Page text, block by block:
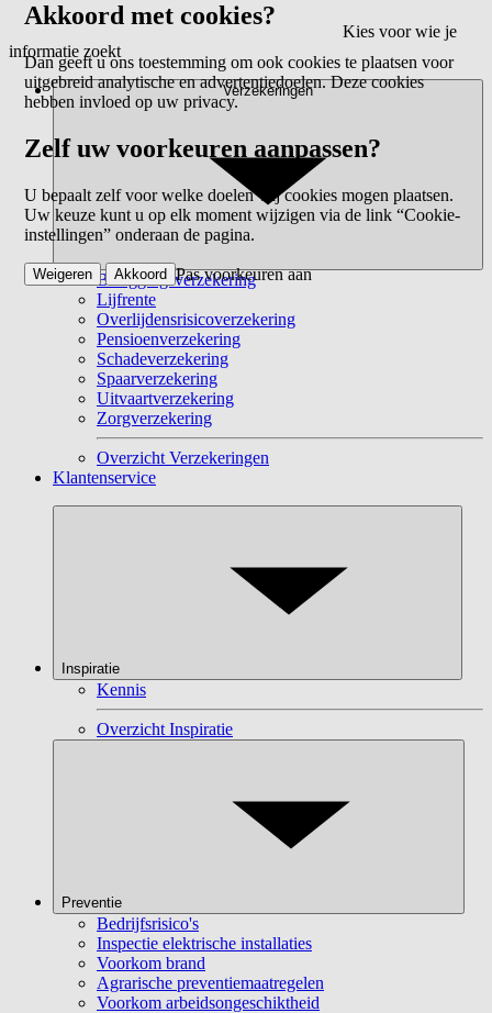
Kies voor wie je
informatie zoekt
Verzekeringen
Beleggingsverzekering
Lijfrente
Overlijdensrisicoverzekering
Pensioenverzekering
Schadeverzekering
Spaarverzekering
Uitvaartverzekering
Zorgverzekering
Overzicht Verzekeringen
Klantenservice
Inspiratie
Kennis
Overzicht Inspiratie
Preventie
Bedrijfsrisico's
Inspectie elektrische installaties
Voorkom brand
Agrarische preventiemaatregelen
Voorkom arbeidsongeschiktheid
Akkoord met cookies?
Dan geeft u ons toestemming om ook cookies te plaatsen voor
uitgebreid analytische en advertentiedoelen. Deze cookies
hebben invloed op uw privacy.
Zelf uw voorkeuren aanpassen?
U bepaalt zelf voor welke doelen wij cookies mogen plaatsen.
Uw keuze kunt u op elk moment wijzigen via de link “Cookie-
instellingen” onderaan de pagina.
Pas voorkeuren aan
Weigeren Akkoord